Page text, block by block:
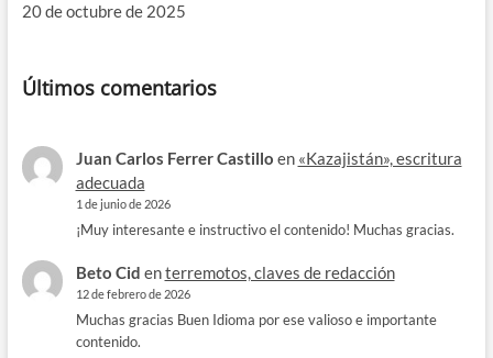
20 de octubre de 2025
Últimos comentarios
Juan Carlos Ferrer Castillo en «Kazajistán», escritura
adecuada
1 de junio de 2026
¡Muy interesante e instructivo el contenido! Muchas gracias.
Beto Cid enterremotos, claves de redacción
12 de febrero de 2026
Muchas gracias Buen Idioma por ese valioso e importante
contenido.